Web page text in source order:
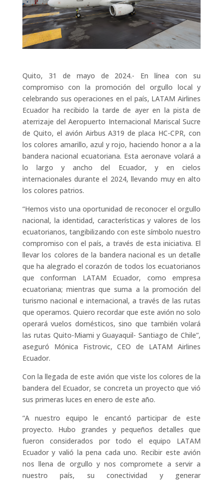
Quito, 31 de mayo de 2024.- En línea con su
compromiso con la promoción del orgullo local y
celebrando sus operaciones en el país, LATAM Airlines
Ecuador ha recibido la tarde de ayer en la pista de
aterrizaje del Aeropuerto Internacional Mariscal Sucre
de Quito, el avión Airbus A319 de placa HC-CPR, con
los colores amarillo, azul y rojo, haciendo honor a a la
bandera nacional ecuatoriana. Esta aeronave volará a
lo largo y ancho del Ecuador, y en cielos
internacionales durante el 2024, llevando muy en alto
los colores patrios.
“Hemos visto una oportunidad de reconocer el orgullo
nacional, la identidad, características y valores de los
ecuatorianos, tangibilizando con este símbolo nuestro
compromiso con el país, a través de esta iniciativa. El
llevar los colores de la bandera nacional es un detalle
que ha alegrado el corazón de todos los ecuatorianos
que conforman LATAM Ecuador, como empresa
ecuatoriana; mientras que suma a la promoción del
turismo nacional e internacional, a través de las rutas
que operamos. Quiero recordar que este avión no solo
operará vuelos domésticos, sino que también volará
las rutas Quito-Miami y Guayaquil- Santiago de Chile”,
aseguró Mónica Fistrovic, CEO de LATAM Airlines
Ecuador.
Con la llegada de este avión que viste los colores de la
bandera del Ecuador, se concreta un proyecto que vió
sus primeras luces en enero de este año.
“A nuestro equipo le encantó participar de este
proyecto. Hubo grandes y pequeños detalles que
fueron considerados por todo el equipo LATAM
Ecuador y valió la pena cada uno. Recibir este avión
nos llena de orgullo y nos compromete a servir a
nuestro país, su conectividad y generar